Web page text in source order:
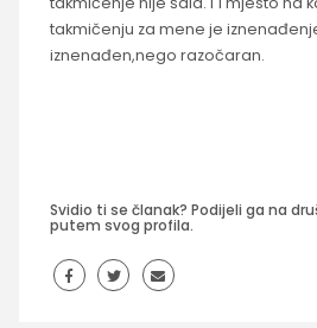
takmičenju za mene je
iznenađen,nego razočaran.
Svidio ti se članak? Podijeli ga na
putem svog profila.